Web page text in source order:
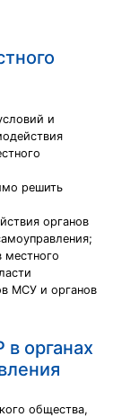
и
решить
органов
местного
МСУ и органов
органах
общества,